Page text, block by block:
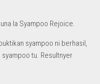
la Syampoo Rejoice.
syampoo ni berhasil,
tu. Resultnyer